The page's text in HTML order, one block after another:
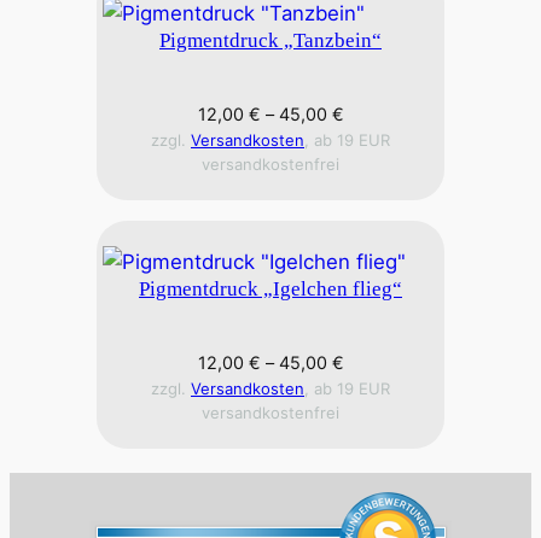
Pigmentdruck „Tanzbein“
12,00 € –45,00 €
zzgl. Versandkosten , ab 19 EUR
versandkostenfrei
Pigmentdruck „Igelchen flieg“
12,00 € –45,00 €
zzgl. Versandkosten, ab 19 EUR
versandkostenfrei